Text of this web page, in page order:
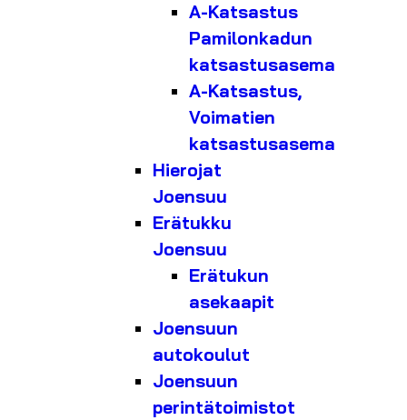
A-Katsastus
Pamilonkadun
katsastusasema
A-Katsastus,
Voimatien
katsastusasema
Hierojat
Joensuu
Erätukku
Joensuu
Erätukun
asekaapit
Joensuun
autokoulut
Joensuun
perintätoimistot